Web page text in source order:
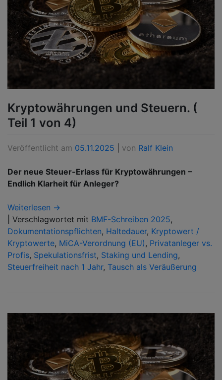
Kryptowährungen und Steuern. (
Teil 1 von 4)
Veröffentlicht am 05.11.2025 von Ralf Klein
Der neue Steuer-Erlass für Kryptowährungen –
Endlich Klarheit für Anleger?
Weiterlesen →
Verschlagwortet mit BMF-Schreiben 2025,
Dokumentationspflichten, Haltedauer, Kryptowert /
Kryptowerte, MiCA-Verordnung (EU) , Privatanleger vs.
Profis, Spekulationsfrist, Staking und Lending,
Steuerfreiheit nach 1 Jahr, Tausch als Veräußerung